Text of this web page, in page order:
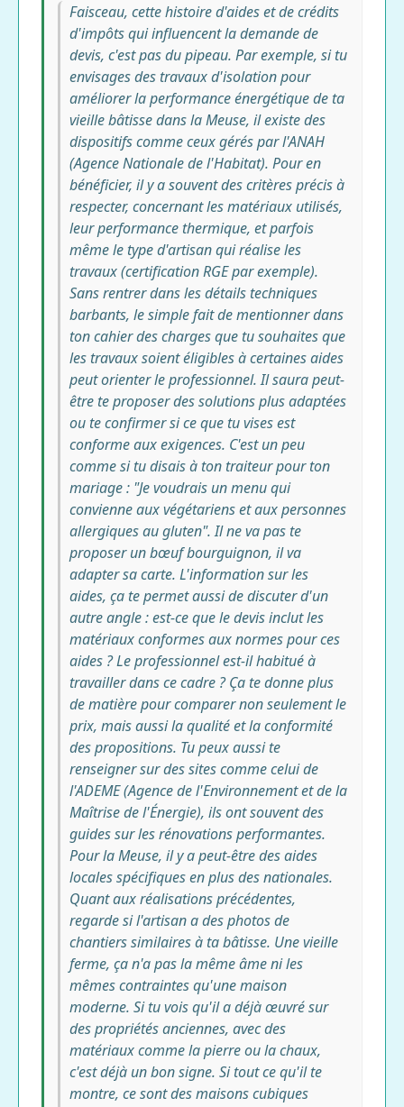
Faisceau, cette histoire d'aides et de crédits
d'impôts qui influencent la demande de
devis, c'est pas du pipeau. Par exemple, si tu
envisages des travaux d'isolation pour
améliorer la performance énergétique de ta
vieille bâtisse dans la Meuse, il existe des
dispositifs comme ceux gérés par l'ANAH
(Agence Nationale de l'Habitat). Pour en
bénéficier, il y a souvent des critères précis à
respecter, concernant les matériaux utilisés,
leur performance thermique, et parfois
même le type d'artisan qui réalise les
travaux (certification RGE par exemple).
Sans rentrer dans les détails techniques
barbants, le simple fait de mentionner dans
ton cahier des charges que tu souhaites que
les travaux soient éligibles à certaines aides
peut orienter le professionnel. Il saura peut-
être te proposer des solutions plus adaptées
ou te confirmer si ce que tu vises est
conforme aux exigences. C'est un peu
comme si tu disais à ton traiteur pour ton
mariage : "Je voudrais un menu qui
convienne aux végétariens et aux personnes
allergiques au gluten". Il ne va pas te
proposer un bœuf bourguignon, il va
adapter sa carte. L'information sur les
aides, ça te permet aussi de discuter d'un
autre angle : est-ce que le devis inclut les
matériaux conformes aux normes pour ces
aides ? Le professionnel est-il habitué à
travailler dans ce cadre ? Ça te donne plus
de matière pour comparer non seulement le
prix, mais aussi la qualité et la conformité
des propositions. Tu peux aussi te
renseigner sur des sites comme celui de
l'ADEME (Agence de l'Environnement et de la
Maîtrise de l'Énergie), ils ont souvent des
guides sur les rénovations performantes.
Pour la Meuse, il y a peut-être des aides
locales spécifiques en plus des nationales.
Quant aux réalisations précédentes,
regarde si l'artisan a des photos de
chantiers similaires à ta bâtisse. Une vieille
ferme, ça n'a pas la même âme ni les
mêmes contraintes qu'une maison
moderne. Si tu vois qu'il a déjà œuvré sur
des propriétés anciennes, avec des
matériaux comme la pierre ou la chaux,
c'est déjà un bon signe. Si tout ce qu'il te
montre, ce sont des maisons cubiques